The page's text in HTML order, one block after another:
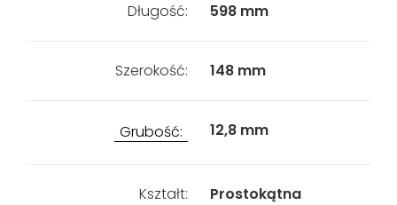
Długość: 598 mm
Szerokość: 148 mm
Grubość: 12,8 mm
Kształt: Prostokątna